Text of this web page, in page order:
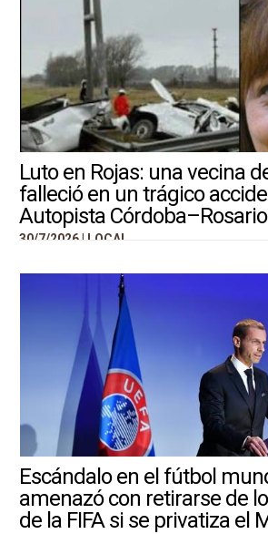
Luto en Rojas: una vecina
falleció en un trágico
Autopista Córdoba–Rosario
30/7/2026 | LOCAL
Escándalo en el fútbol
amenazó con retirarse de
de la FIFA si se privatiza el